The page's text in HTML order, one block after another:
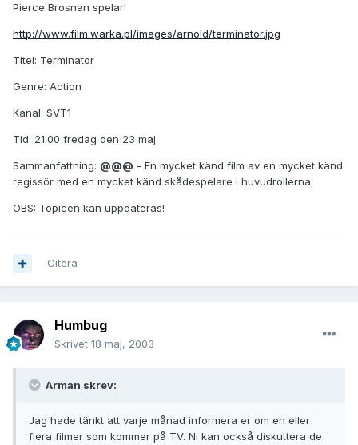
Pierce Brosnan spelar!
http://www.film.warka.pl/images/arnold/terminator.jpg
Titel: Terminator
Genre: Action
Kanal: SVT1
Tid: 21.00 fredag den 23 maj
Sammanfattning: @@@ - En mycket känd film av en mycket känd
regissör med en mycket känd skådespelare i huvudrollerna.
OBS: Topicen kan uppdateras!
Citera
Humbug
Skrivet 18 maj, 2003
Arman skrev:
Jag hade tänkt att varje månad informera er om en eller
flera filmer som kommer på TV. Ni kan också diskuttera de